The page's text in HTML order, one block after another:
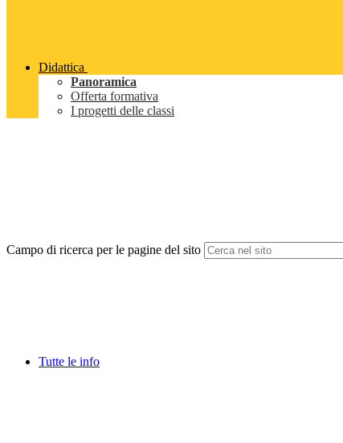
Didattica
Panoramica
Offerta formativa
I progetti delle classi
Campo di ricerca per le pagine del sito
Tutte le info